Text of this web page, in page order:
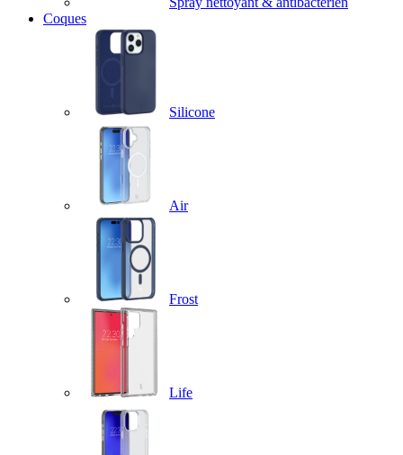
Coques
Silicone
Air
Frost
Life